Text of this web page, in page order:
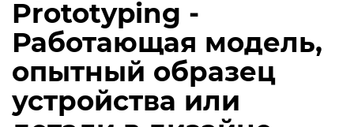
Prototyping -
Работающая модель,
опытный образец
устройства или